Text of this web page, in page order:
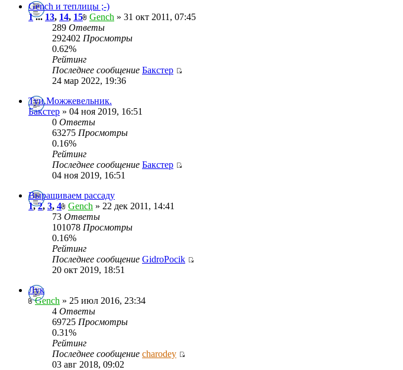
Gench и теплицы ;-)
1...13, 14, 15 Gench » 31 окт 2011, 07:45
289 Ответы
292402 Просмотры
0.62%
Рейтинг
Последнее сообщение Бакстер
24 мар 2022, 19:36
Туи.Можжевельник.
Бакстер » 04 ноя 2019, 16:51
0 Ответы
63275 Просмотры
0.16%
Рейтинг
Последнее сообщение Бакстер
04 ноя 2019, 16:51
Выращиваем рассаду
1,2, 3, 4 Gench » 22 дек 2011, 14:41
73 Ответы
101078 Просмотры
0.16%
Рейтинг
Последнее сообщение GidroPocik
20 окт 2019, 18:51
Лук
Gench » 25 июл 2016, 23:34
4 Ответы
69725 Просмотры
0.31%
Рейтинг
Последнее сообщение charodey
03 авг 2018, 09:02